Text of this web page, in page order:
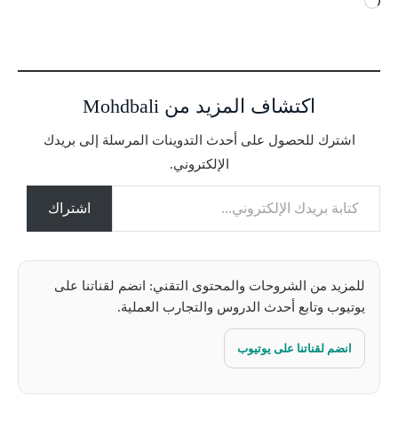
ي
ل
اكتشاف المزيد من Mohdbali
اشترك للحصول على أحدث التدوينات المرسلة إلى بريدك
الإلكتروني.
كتابة بريدك الإلكتروني...
اشتراك
للمزيد من الشروحات والمحتوى التقني: انضم لقناتنا على
يوتيوب وتابع أحدث الدروس والتجارب العملية.
انضم لقناتنا على يوتيوب